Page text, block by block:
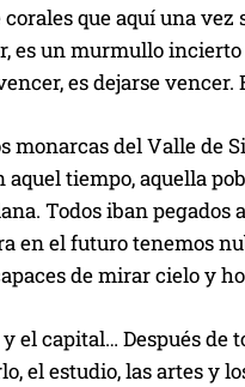
que aquí una
es un murmullo
es dejarse
monarcas del Valle de
tiempo, aquella
Todos iban pegados
en el futuro tenemos
de mirar cielo y
el capital… Después de
el estudio, las artes y